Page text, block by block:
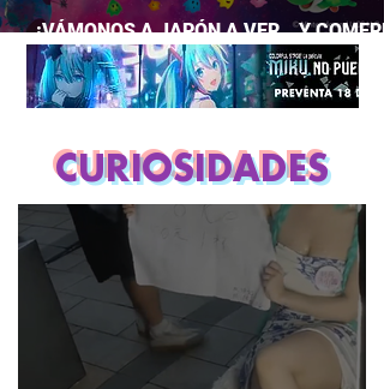
¡VÁMONOS A JAPÓN A VER… Y
LA PELÍCULA DE MARIO GALAXY!
CURIOSIDADES